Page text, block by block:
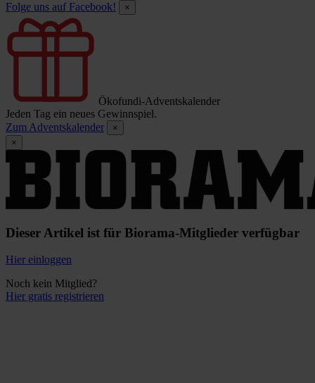
Folge uns auf Facebook!
×
Ökofundi-Adventskalender
Jeden Tag ein neues Gewinnspiel.
Zum Adventskalender
×
×
Dieser Artikel ist für Biorama-Mitglieder verfügbar
Hier einloggen
Noch kein Mitglied?
Hier gratis registrieren